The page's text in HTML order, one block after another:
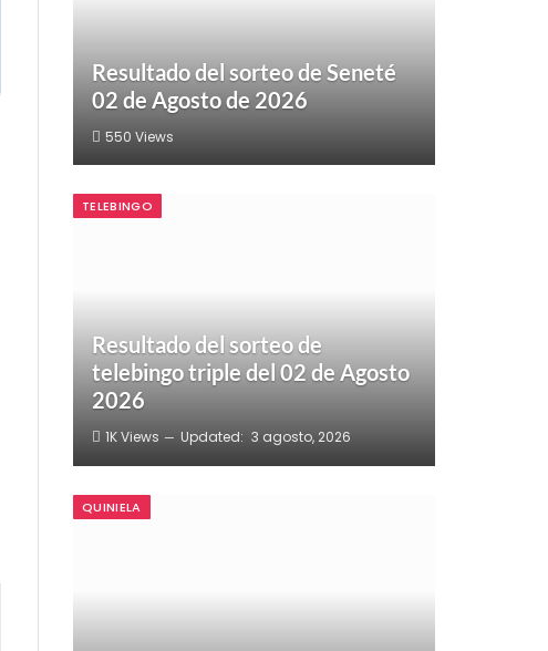
Resultado del sorteo de Seneté
02 de Agosto de 2026
550 Views
TELEBINGO
Resultado del sorteo de
telebingo triple del 02 de Agosto
2026
1KViews Updated: 3 agosto, 2026
QUINIELA